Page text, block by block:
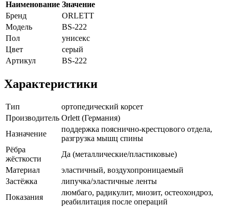
Наименование Значение
Бренд
ORLETT
Модель
BS-222
Пол
унисекс
Цвет
серый
Артикул
BS-222
Характеристики
Тип
ортопедический корсет
Производитель Orlett (Германия)
Назначение
поддержка пояснично-крестцового отдела,
разгрузка мышц спины
Рёбра
жёсткости
Да (металлические/пластиковые)
Материал
эластичный, воздухопроницаемый
Застёжка
липучка/эластичные ленты
Показания
люмбаго, радикулит, миозит, остеохондроз,
реабилитация после операций